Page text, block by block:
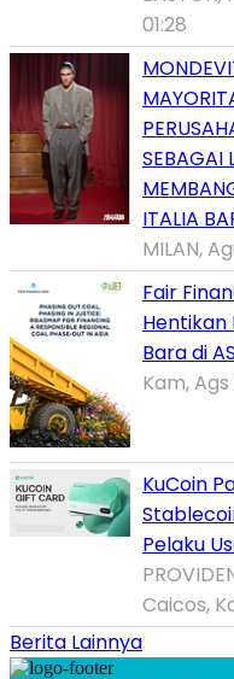
01:28
SEBAGAI
ITALIA
MILAN,
Fair
Hentikan
Bara di
Kam, Ags
KuCoin
Pelaku
Caicos,
Berita Lainnya